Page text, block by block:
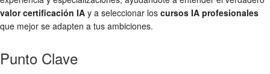
valor certificación IA y a seleccionar los cursos IA profesionales
que mejor se adapten a tus ambiciones.
Punto Clave